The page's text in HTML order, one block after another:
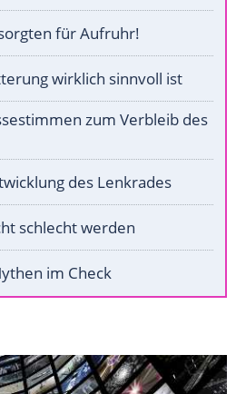
für Aufruhr!
wirklich sinnvoll ist
zum Verbleib des
des Lenkrades
schlecht werden
im Check